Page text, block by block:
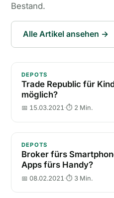
Bestand.
Alle Artikel ansehen →
Trade Republic für
DEPOTS
Trade Republic für
möglich?
📅 15.03.2021 ·⏱ 2 Min.
Broker fürs
DEPOTS
Broker fürs
Apps fürs Handy?
📅 08.02.2021 ·⏱ 3 Min.